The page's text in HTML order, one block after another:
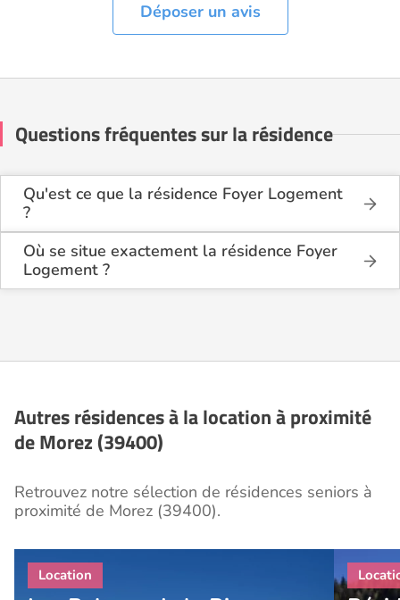
Déposer un avis
Questions fréquentes sur la résidence
Qu'est ce que la résidence Foyer Logement
?
La résidence Foyer Logement est une résidence
seniors de type foyer logement - résidence
autonomie .
Où se situe exactement la résidence Foyer
Logement ?
La résidence Foyer Logement est située 5 Rue de
Autres résidences à la location à proximité
de Morez (39400)
Retrouvez notre sélection de résidences seniors à
proximité de Morez (39400).